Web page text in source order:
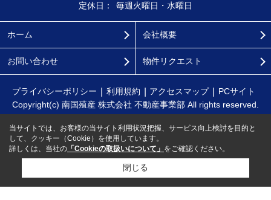
定休日：
毎週火曜日・水曜日
ホーム 会社概要
お問い合わせ 物件リクエスト
プライバシーポリシー 利用規約 アクセスマップ
PCサイト
Copyright(c) 南国殖産 株式会社 不動産事業部 All rights reserved.
当サイトでは、お客様の当サイト利用状況把握、サービス向上検討を目的と
して、クッキー（Cookie）を使用しています。
詳しくは、当社の 「Cookieの取扱いについて」 をご確認ください。
閉じる